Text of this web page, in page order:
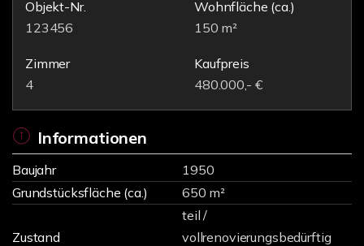
Objekt-Nr.
123456
Wohnfläche (ca.)
150 m²
Zimmer
4
Kaufpreis
480.000,- €
Informationen
Baujahr
1950
Grundstücksfläche (ca.)
650 m²
Zustand
teil /
vollrenovierungsbedürftig